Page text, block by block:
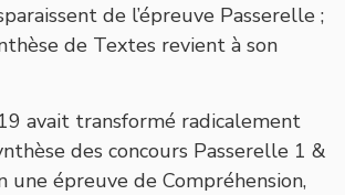
de l’épreuve Passerelle ;
de Textes revient à son
avait transformé radicalement
des concours Passerelle 1 &
une épreuve de Compréhension,